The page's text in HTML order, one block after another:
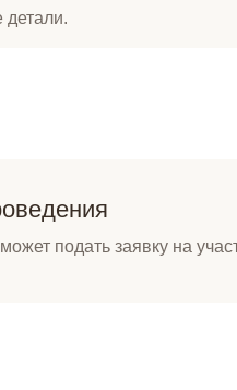
детали.
подать заявку на